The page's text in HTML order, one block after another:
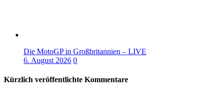
Die MotoGP in Großbritannien – LIVE
6. August 2026 0
Kürzlich veröffentlichte Kommentare